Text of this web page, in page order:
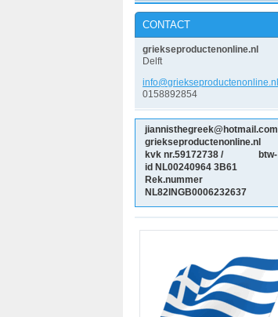
CONTACT
griekseproductenonline.nl
Delft
info@griekseproductenonl ine.nl
0158892854
jiannisthegreek@hotmail.com
griekseproductenonline.nl
kvk nr.59172738 / btw-
id NL002409643B61
Rek.nummer
NL82INGB0006232637